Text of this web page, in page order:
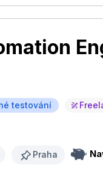
testování
Praha